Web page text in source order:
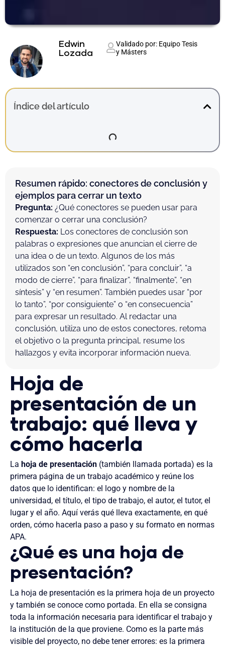
Edwin
Lozada
Validado por: Equipo Tesis
y Másters
Índice del artículo
Resumen rápido: conectores de conclusión y
ejemplos para cerrar un texto
Pregunta: ¿Qué conectores se pueden usar para
comenzar o cerrar una conclusión?
Respuesta: Los conectores de conclusión son
palabras o expresiones que anuncian el cierre de
una idea o de un texto. Algunos de los más
utilizados son “en conclusión”, “para concluir”, “a
modo de cierre”, “para finalizar”, “finalmente”, “en
síntesis” y “en resumen”. También puedes usar “por
lo tanto”, “por consiguiente” o “en consecuencia”
para expresar un resultado. Al redactar una
conclusión, utiliza uno de estos conectores, retoma
el objetivo o la pregunta principal, resume los
hallazgos y evita incorporar información nueva.
Hoja de
presentación de un
trabajo: qué lleva y
cómo hacerla
La hoja de presentación (también llamada portada) es la
primera página de un trabajo académico y reúne los
datos que lo identifican: el logo y nombre de la
universidad, el título, el tipo de trabajo, el autor, el tutor, el
lugar y el año. Aquí verás qué lleva exactamente, en qué
orden, cómo hacerla paso a paso y su formato en normas
APA.
¿Qué es una hoja de
presentación?
La hoja de presentación es la primera hoja de un proyecto
y también se conoce como portada. En ella se consigna
toda la información necesaria para identificar el trabajo y
la institución de la que proviene. Como es la parte más
visible del proyecto, no debe tener errores: es la primera